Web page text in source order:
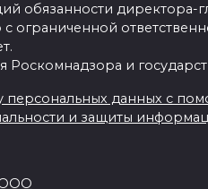
обязанности директора-
ограниченной
Роскомнадзора и
персональных данных с
и защиты
ООО